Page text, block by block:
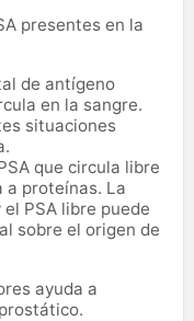
presentes en la
de antígeno
en la sangre.
situaciones
que circula libre
a proteínas. La
PSA libre puede
sobre el origen de
ayuda a